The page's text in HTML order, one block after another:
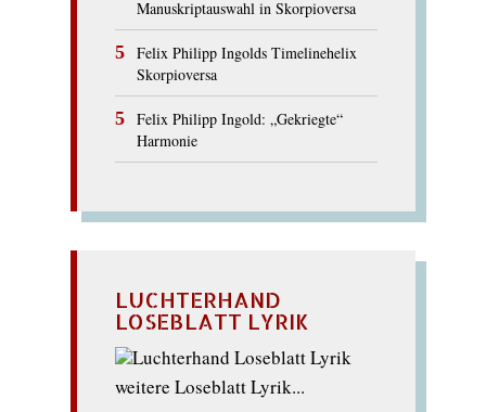
Manuskriptauswahl in Skorpioversa
Felix Philipp Ingolds Timelinehelix
Skorpioversa
Felix Philipp Ingold: „Gekriegte“
Harmonie
LUCHTERHAND
LOSEBLATT LYRIK
weitere Loseblatt Lyrik...